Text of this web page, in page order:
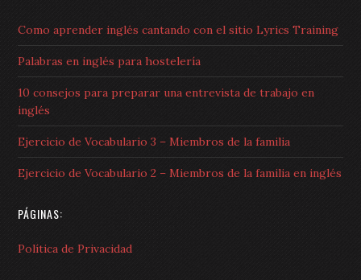
Como aprender inglés cantando con el sitio Lyrics Training
Palabras en inglés para hostelería
10 consejos para preparar una entrevista de trabajo en
inglés
Ejercicio de Vocabulario 3 – Miembros de la familia
Ejercicio de Vocabulario 2 – Miembros de la familia en inglés
PÁGINAS:
Política de Privacidad